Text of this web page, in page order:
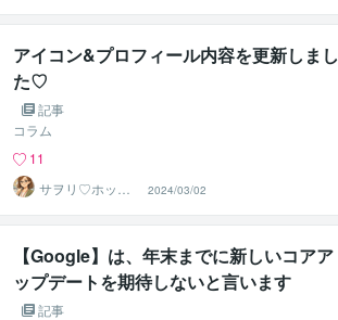
アイコン&プロフィール内容を更新しまし
た♡
記事
コラム
11
サヲリ♡ホッとr
oom♡お休み
中！
2024/03/02
【Google】は、年末までに新しいコアア
ップデートを期待しないと言います
記事